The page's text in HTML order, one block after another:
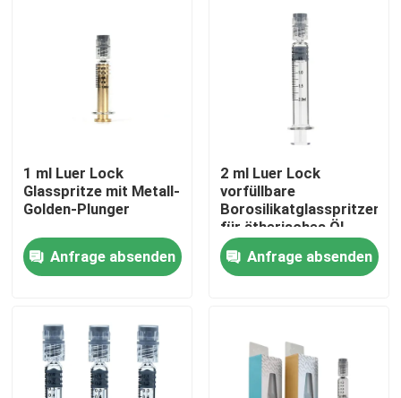
Haus
Videos
1 ml Luer Lock
Glasspritze mit Metall-
Golden-Plunger
Anfrage absenden
2 ml Luer Lock
vorfüllbare
Borosilikatglasspritzen
für ätherisches Öl
Anfrage absenden